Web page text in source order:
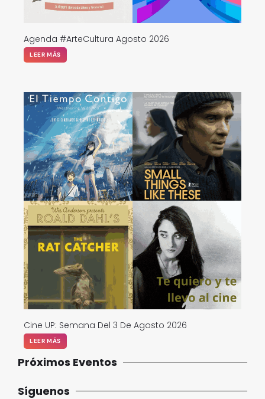
Agenda #ArteCultura Agosto 2026
LEER MÁS
Cine UP: Semana Del 3 De Agosto 2026
LEER MÁS
Próximos Eventos
Síguenos